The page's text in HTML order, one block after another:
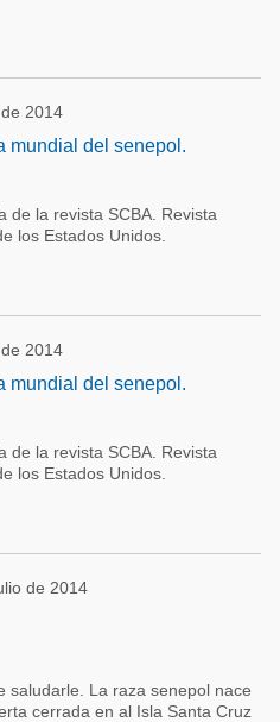
2014
mundial del senepol.
de la revista SCBA. Revista
los Estados Unidos.
2014
mundial del senepol.
de la revista SCBA. Revista
los Estados Unidos.
de 2014
saludarle. La raza senepol nace
cerrada en al Isla Santa Cruz